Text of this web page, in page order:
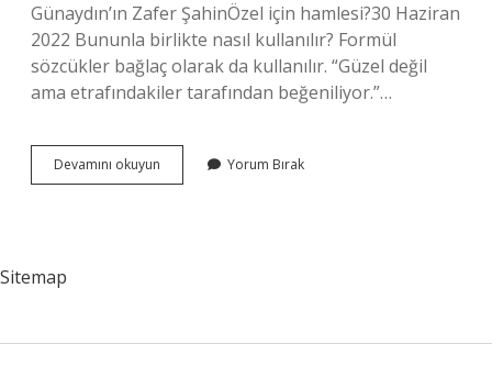
Günaydın’ın Zafer ŞahinÖzel için hamlesi?30 Haziran
2022 Bununla birlikte nasıl kullanılır? Formül
sözcükler bağlaç olarak da kullanılır. “Güzel değil
ama etrafındakiler tarafından beğeniliyor.”…
Devamını okuyun
Yerine
Yorum Bırak
Sitemap